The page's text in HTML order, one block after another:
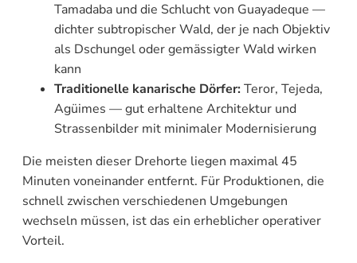
Tamadaba und die Schlucht von Guayadeque —
dichter subtropischer Wald, der je nach Objektiv
als Dschungel oder gemässigter Wald wirken
kann
Traditionelle kanarische Dörfer: Teror, Tejeda,
Agüimes — gut erhaltene Architektur und
Strassenbilder mit minimaler Modernisierung
Die meisten dieser Drehorte liegen maximal 45
Minuten voneinander entfernt. Für Produktionen, die
schnell zwischen verschiedenen Umgebungen
wechseln müssen, ist das ein erheblicher operativer
Vorteil.